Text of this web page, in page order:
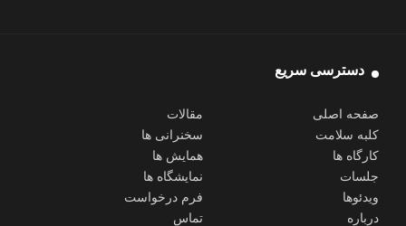
دسترسی سریع
صفحه اصلی
مقالات
کلبه سلامت
سخنرانی ها
کارگاه ها
همایش ها
جلسات
نمایشگاه ها
ویدئوها
فرم درخواست
درباره
تماس